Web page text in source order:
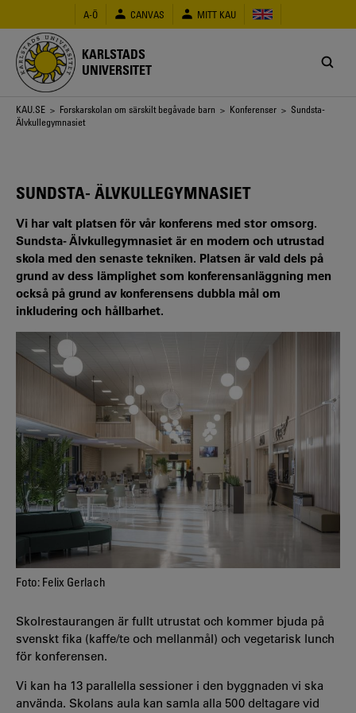
huvudinnehåll
A-Ö CANVAS MITT KAU
KARLSTADS
UNIVERSITET
Länkstig
KAU.SE > Forskarskolan om särskilt begåvade barn > Konferenser > Sundsta-
Älvkullegymnasiet
SUNDSTA- ÄLVKULLEGYMNASIET
Vi har valt platsen för vår konferens med stor omsorg.
Sundsta- Älvkullegymnasiet är en modern och utrustad
skola med den senaste tekniken. Platsen är vald dels på
grund av dess lämplighet som konferensanläggning men
också på grund av konferensens dubbla mål om
inkludering och hållbarhet.
Foto: Felix Gerlach
Skolrestaurangen är fullt utrustat och kommer bjuda på
svenskt fika (kaffe/te och mellanmål) och vegetarisk lunch
för konferensen.
Vi kan ha 13 parallella sessioner i den byggnaden vi ska
använda. Skolans aula kan samla alla 500 deltagare vid